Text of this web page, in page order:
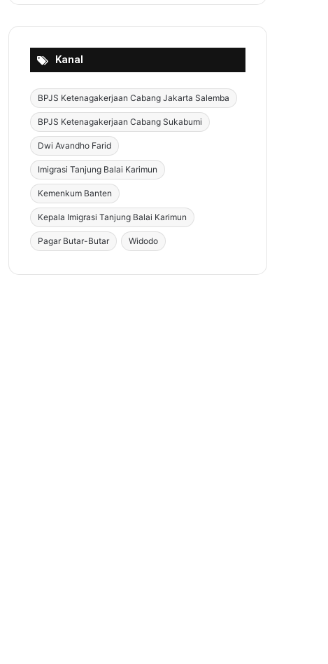
Kanal
BPJS Ketenagakerjaan Cabang Jakarta Salemba
BPJS Ketenagakerjaan Cabang Sukabumi
Dwi Avandho Farid
Imigrasi Tanjung Balai Karimun
Kemenkum Banten
Kepala Imigrasi Tanjung Balai Karimun
Pagar Butar-Butar Widodo